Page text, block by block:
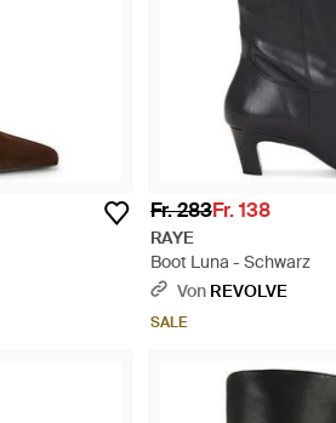
Fr. 283Fr. 138
RAYE
Boot Luna - Schwarz
Von REVOLVE
SALE